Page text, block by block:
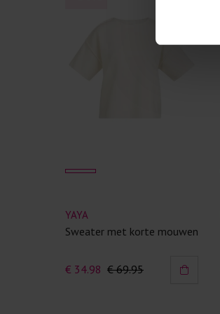
YAYA
Sweater met korte mouwen
€ 34.98 € 69.95